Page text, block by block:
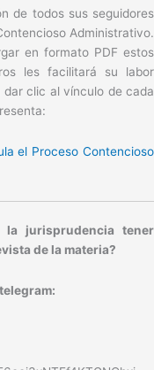
de todos sus seguidores
Administrativo.
en formato PDF estos
les facilitará su labor
clic al vínculo de cada
el Proceso Contencioso
la jurisprudencia tener
de la materia?